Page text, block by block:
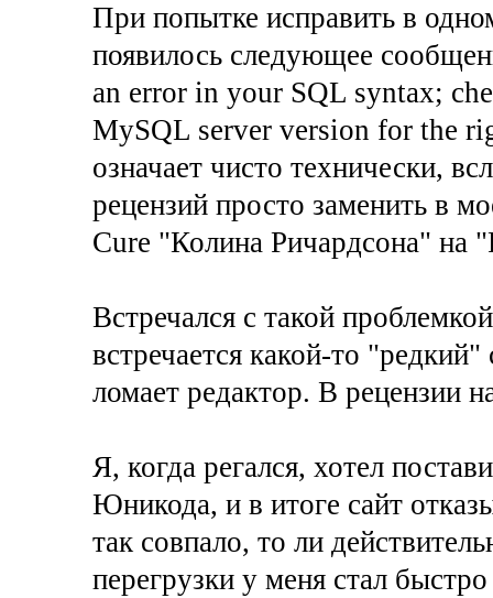
При попытке исправить в
появилось следующее
an error in your SQL syntax;
MySQL server version for the
означает чисто технически,
рецензий просто заменить в
Cure "Колина Ричардсона" на
Встречался с такой
встречается какой-то
ломает редактор. В рецензии
Я, когда регался, хотел
Юникода, и в итоге сайт
так совпало, то ли
перегрузки у меня стал